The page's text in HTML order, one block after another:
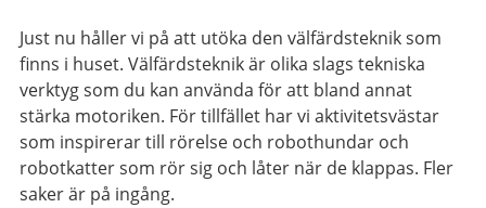
Just nu håller vi på att utöka den välfärdsteknik som
finns i huset. Välfärdsteknik är olika slags tekniska
verktyg som du kan använda för att bland annat
stärka motoriken. För tillfället har vi aktivitetsvästar
som inspirerar till rörelse och robothundar och
robotkatter som rör sig och låter när de klappas. Fler
saker är på ingång.